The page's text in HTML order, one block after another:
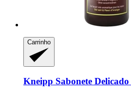
Carrinho
Kneipp Sabonete